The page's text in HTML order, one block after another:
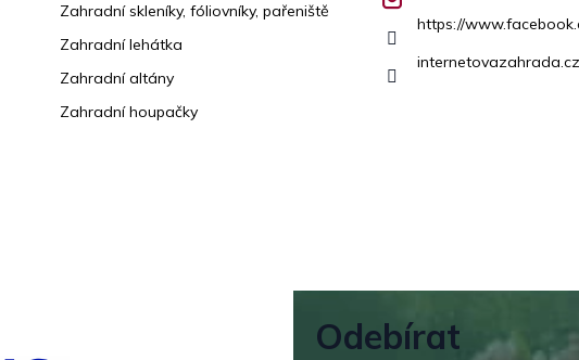
Zahradní skleníky, fóliovníky, pařeniště
Zahradní lehátka
Zahradní altány
Zahradní houpačky
https://
Odebírat